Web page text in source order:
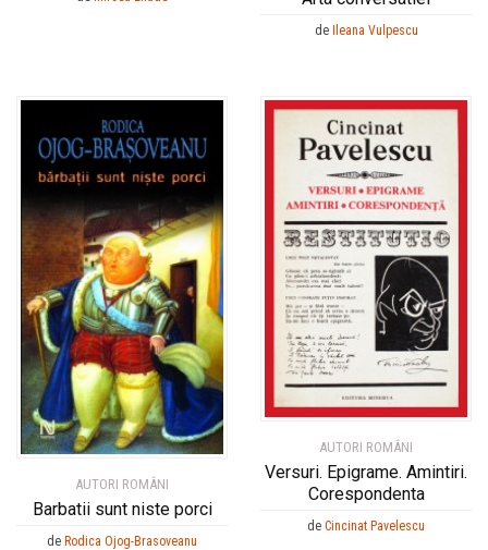
de Ileana Vulpescu
AUTORI ROMÂNI
Barbatii sunt niste porci
de Rodica Ojog-Brasoveanu
AUTORI ROMÂNI
Versuri. Epigrame. Amintiri.
Corespondenta
de Cincinat Pavelescu